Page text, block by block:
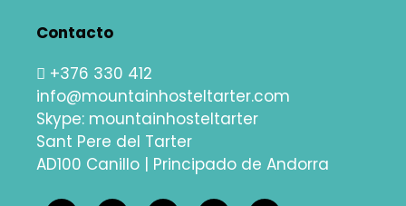
Contacto
+376 330 412
info@mountainhosteltarter.com
Skype: mountainhosteltarter
Sant Pere del Tarter
AD100 Canillo | Principado de Andorra